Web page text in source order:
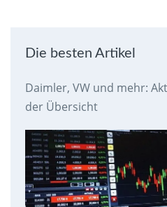
Die besten Artikel
Daimler, VW und mehr:
der Übersicht